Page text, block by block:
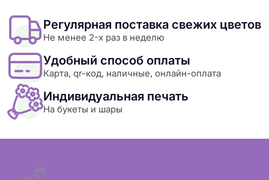
Регулярная поставка свежих цветов
Не менее 2-х раз в неделю
Удобный способ оплаты
Карта, qr-код, наличные, онлайн-оплата
Индивидуальная печать
На букеты и шары